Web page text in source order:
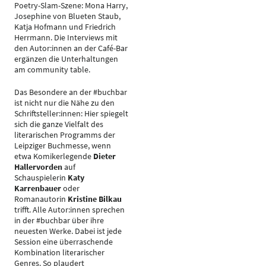
Poetry-Slam-Szene: Mona Harry,
Josephine von Blueten Staub,
Katja Hofmann und Friedrich
Herrmann. Die Interviews mit
den Autor:innen an der Café-Bar
ergänzen die Unterhaltungen
am community table.
Das Besondere an der #buchbar
ist nicht nur die Nähe zu den
Schriftsteller:innen: Hier spiegelt
sich die ganze Vielfalt des
literarischen Programms der
Leipziger Buchmesse, wenn
etwa Komikerlegende Dieter
Hallervordenauf
Schauspielerin Katy
Karrenbaueroder
Romanautorin Kristine Bilkau
trifft. Alle Autor:innen sprechen
in der #buchbar über ihre
neuesten Werke. Dabei ist jede
Session eine überraschende
Kombination literarischer
Genres. So plaudert